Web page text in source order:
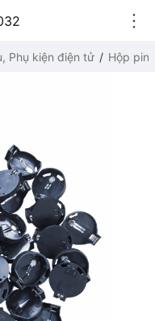
Phụ kiện điện tử Hộp pin